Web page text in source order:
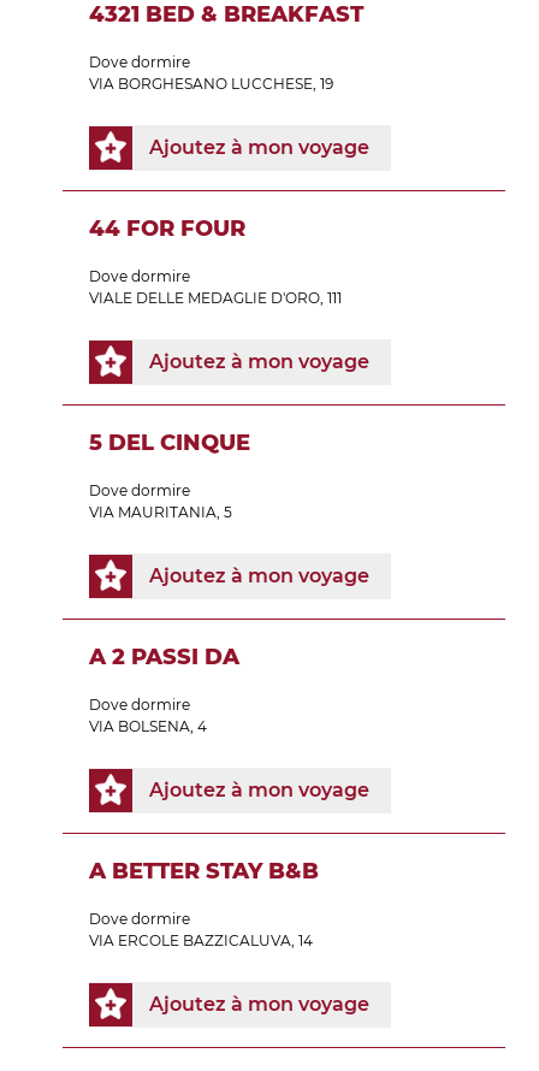
4321 BED & BREAKFAST
Dove dormire
VIA BORGHESANO LUCCHESE, 19
Ajoutez à mon voyage
44 FOR FOUR
Dove dormire
VIALE DELLE MEDAGLIE D'ORO, 111
Ajoutez à mon voyage
5 DEL CINQUE
Dove dormire
VIA MAURITANIA, 5
Ajoutez à mon voyage
A 2 PASSI DA
Dove dormire
VIA BOLSENA, 4
Ajoutez à mon voyage
A BETTER STAY B&B
Dove dormire
VIA ERCOLE BAZZICALUVA, 14
Ajoutez à mon voyage